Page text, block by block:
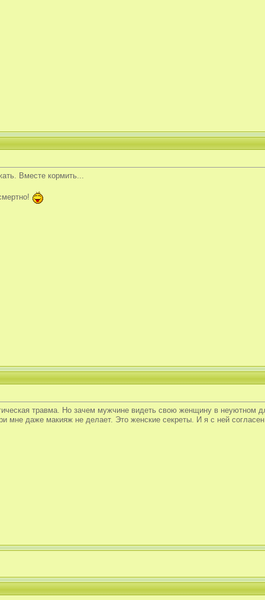
Вместе кормить...
травма. Но зачем мужчине видеть свою женщину в неуютном
мне даже макияж не делает. Это женские секреты. И я с ней